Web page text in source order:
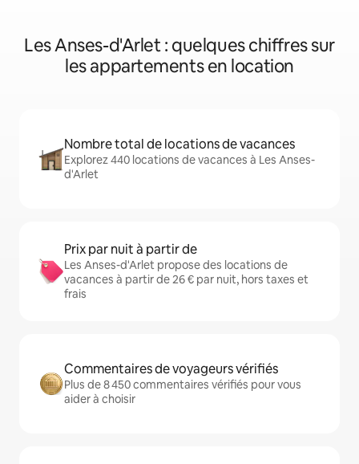
Les Anses-d'Arlet : quelques chiffres sur
les appartements en location
Nombre total de locations de vacances
Explorez 440 locations de vacances à Les Anses-
d'Arlet
Prix par nuit à partir de
Les Anses-d'Arlet propose des locations de
vacances à partir de 26 € par nuit, hors taxes et
frais
Commentaires de voyageurs vérifiés
Plus de 8 450 commentaires vérifiés pour vous
aider à choisir